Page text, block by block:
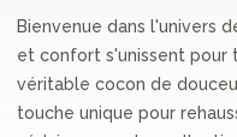
Bienvenue dans l'univers
et confort s'unissent pour
véritable cocon de
touche unique pour